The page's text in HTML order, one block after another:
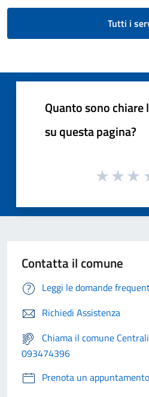
Tutti i
Quanto sono
su questa pagina?
Contatta il comune
Leggi le domande
Richiedi Assistenza
Chiama il comune
093474396
Prenota un appuntamento